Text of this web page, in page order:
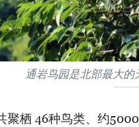
通岩鸟园是北部最大
聚栖 46种鸟类、约